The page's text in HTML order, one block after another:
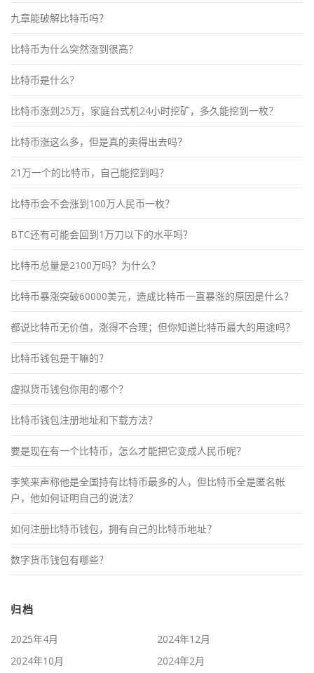
九章能破解比特币吗？
比特币为什么突然涨到很高？
比特币是什么？
比特币涨到25万，家庭台式机24小时挖矿，多久能挖到一枚？
比特币涨这么多，但是真的卖得出去吗？
21万一个的比特币，自己能挖到吗？
比特币会不会涨到100万人民币一枚？
BTC还有可能会回到1万刀以下的水平吗？
比特币总量是2100万吗？为什么？
比特币暴涨突破60000美元，造成比特币一直暴涨的原因是什么？
都说比特币无价值，涨得不合理；但你知道比特币最大的用途吗？
比特币钱包是干嘛的？
虚拟货币钱包你用的哪个？
比特币钱包注册地址和下载方法？
要是现在有一个比特币，怎么才能把它变成人民币呢？
李笑来声称他是全国持有比特币最多的人，但比特币全是匿名帐
户，他如何证明自己的说法？
如何注册比特币钱包，拥有自己的比特币地址？
数字货币钱包有哪些？
归档
2025年4月
2024年12月
2024年10月
2024年2月